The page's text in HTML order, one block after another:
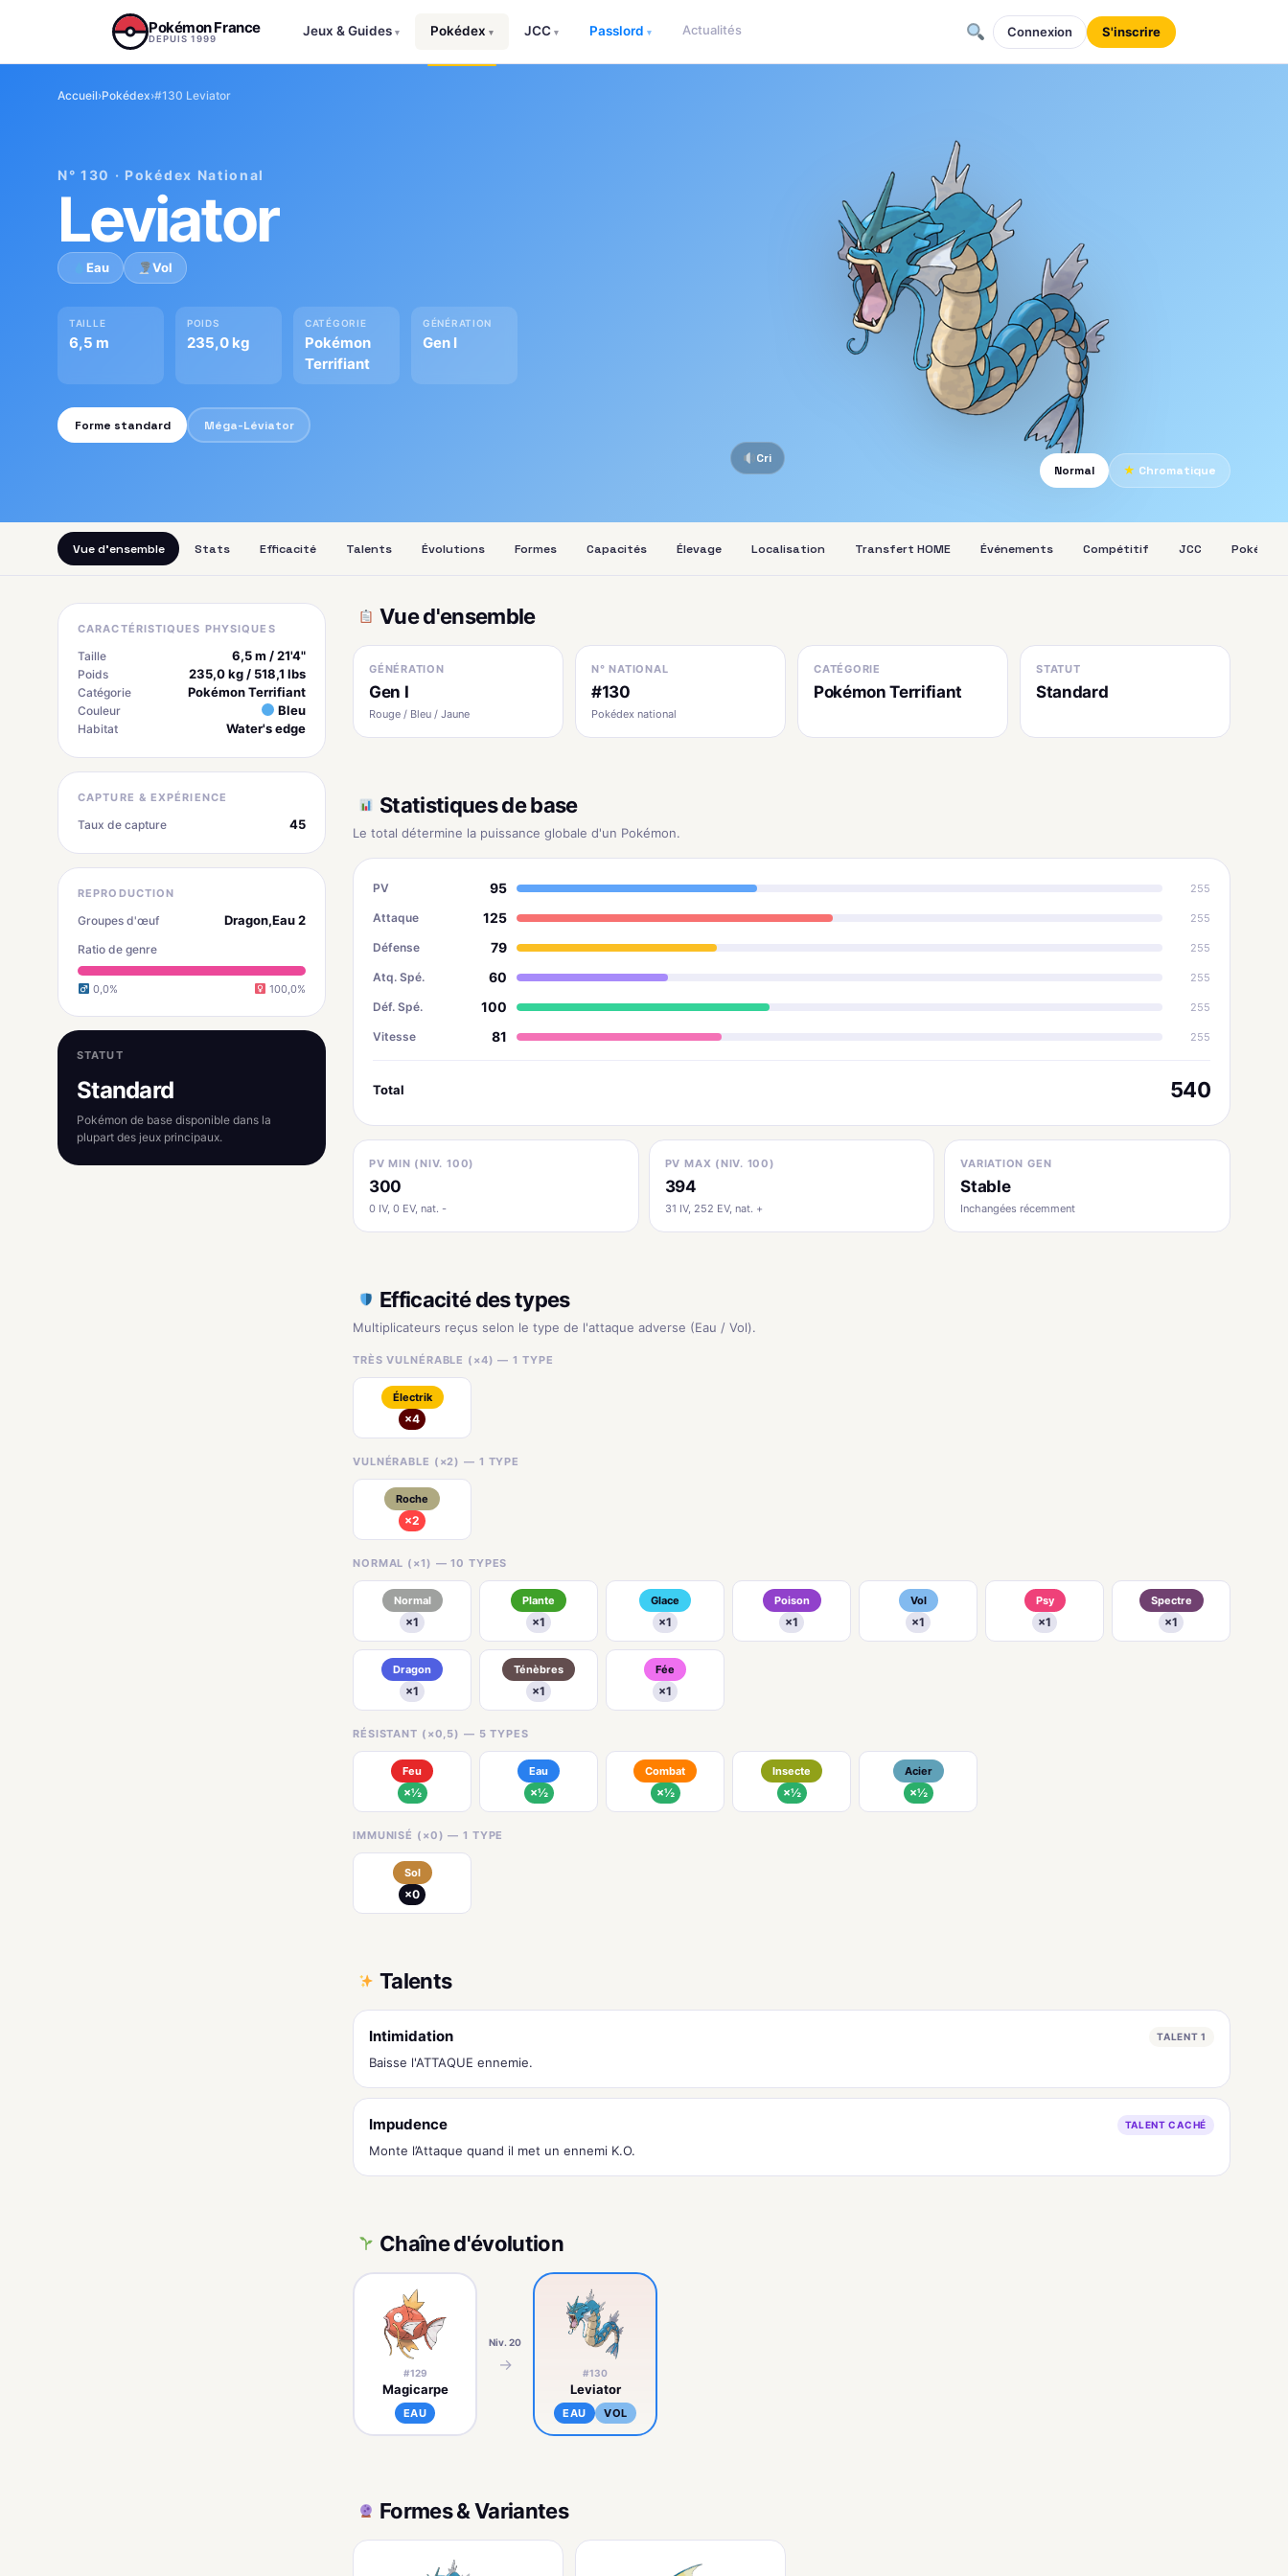
Pokémon France
DEPUIS 1999
Jeux & Guides ▾ Pokédex ▾ JCC ▾ Passlord ▾ Actualités Connexion S'inscrire
Accueil›Pokédex›#130 Leviator
N° 130 · Pokédex National
Leviator
Eau Vol
TAILLE
6,5 m
POIDS
235,0 kg
CATÉGORIE
Pokémon
Terrifiant
GÉNÉRATION
Gen I
Forme standard Méga-Léviator
Cri
Normal
★ Chromatique
Vue d'ensemble Stats Efficacité Talents Évolutions Formes Capacités Élevage Localisation Transfert HOME Événements Compétitif JCC Pokédex
CARACTÉRISTIQUES PHYSIQUES
Taille 6,5 m / 21'4"
Poids 235,0 kg / 518,1 lbs
Catégorie Pokémon Terrifiant
Couleur Bleu
Habitat Water's edge
CAPTURE & EXPÉRIENCE
Taux de capture 45
REPRODUCTION
Groupes d'œuf Dragon,Eau 2
Ratio de genre
0,0% 100,0%
STATUT
Standard
Pokémon de base disponible dans la
plupart des jeux principaux.
Vue d'ensemble
GÉNÉRATION
Gen I
Rouge / Bleu / Jaune
N° NATIONAL
#130
Pokédex national
CATÉGORIE
Pokémon Terrifiant
STATUT
Standard
Statistiques de base
Le total détermine la puissance globale d'un Pokémon.
PV 95 255
Attaque 125 255
Défense 79 255
Atq. Spé. 60 255
Déf. Spé. 100 255
Vitesse 81 255
Total 540
PV MIN (NIV. 100)
300
0 IV, 0 EV, nat. -
PV MAX (NIV. 100)
394
31 IV, 252 EV, nat. +
VARIATION GEN
Stable
Inchangées récemment
Efficacité des types
Multiplicateurs reçus selon le type de l'attaque adverse (Eau / Vol).
TRÈS VULNÉRABLE (×4) — 1 TYPE
Électrik
×4
VULNÉRABLE (×2) — 1 TYPE
Roche
×2
NORMAL (×1) — 10 TYPES
Normal
×1
Plante
×1
Glace
×1
Poison
×1
Vol
×1
Psy
×1
Spectre
×1
Dragon
×1
Ténèbres
×1
Fée
×1
RÉSISTANT (×0,5) — 5 TYPES
Feu
×½
Eau
×½
Combat
×½
Insecte
×½
Acier
×½
IMMUNISÉ (×0) — 1 TYPE
Sol
×0
Talents
Intimidation TALENT 1
Baisse l'ATTAQUE ennemie.
Impudence TALENT CACHÉ
Monte l’Attaque quand il met un ennemi K.O.
Chaîne d'évolution
#129
Magicarpe
EAU
Niv. 20
→ #130
Leviator
EAU VOL
Formes & Variantes